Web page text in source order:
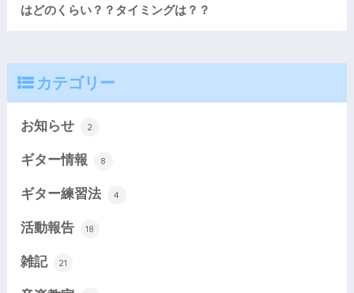
はどのくらい？？タイミングは？？
カテゴリー
お知らせ 2
ギター情報 8
ギター練習法 4
活動報告 18
雑記 21